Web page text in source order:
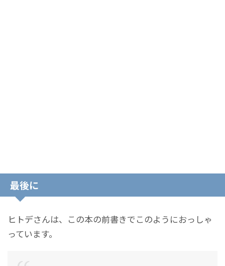
最後に
ヒトデさんは、この本の前書きでこのようにおっしゃ
っています。